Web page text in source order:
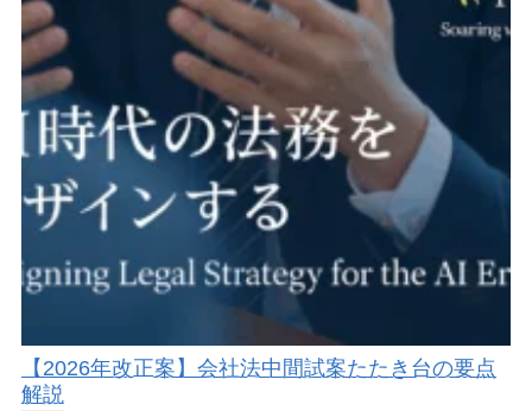
【2026年改正案】会社法中間試案たたき台の要点
解説